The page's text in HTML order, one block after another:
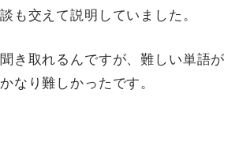
も交えて説明していました。
き取れるんですが、難しい単語が
なり難しかったです。